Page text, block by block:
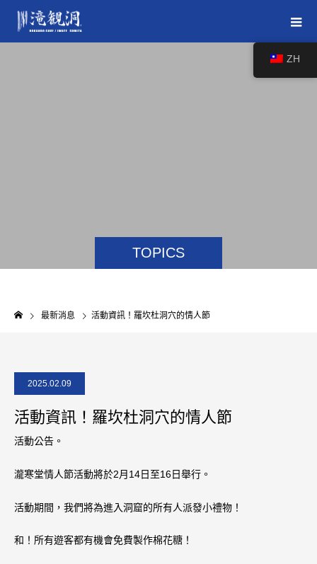
TOPICS
最新消息 活動資訊！羅坎杜洞穴的情人節
2025.02.09
活動資訊！羅坎杜洞穴的情人節
活動公告。
瀧寒堂情人節活動將於2月14日至16日舉行。
活動期間，我們將為進入洞窟的所有人派發小禮物！
和！所有遊客都有機會免費製作棉花糖！
ZH